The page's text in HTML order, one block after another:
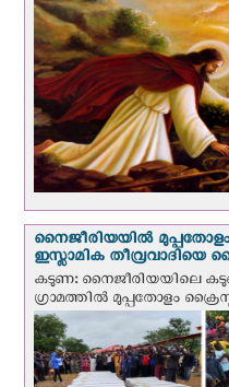
നൈജീരിയയില്‍
ഇസ്ലാമിക തീവ്രവാദിയെ
കടുണ: നൈജീരിയയിലെ
ഗ്രാമത്തിൽ മുപ്പതോളം